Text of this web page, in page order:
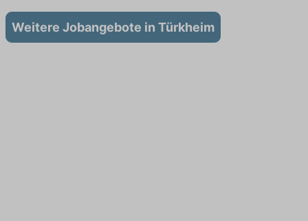
Weitere Jobangebote in Türkheim